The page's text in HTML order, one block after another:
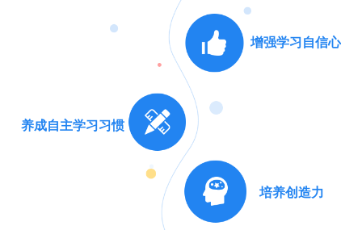
增强学习自信心
养成自主学习习惯
培养创造力